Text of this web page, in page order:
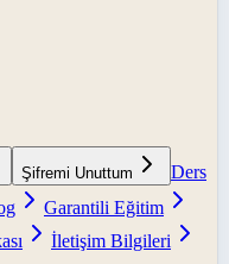
Şifremi Unuttum
Ders
Garantili Eğitim
İletişim Bilgileri